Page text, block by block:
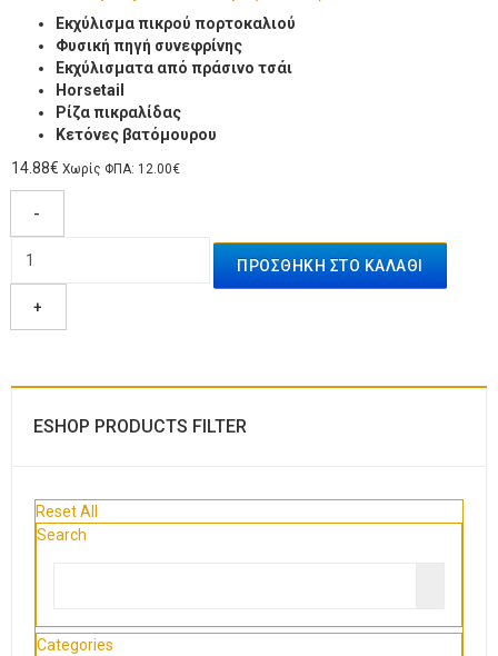
Εκχύλισμα πικρού πορτοκαλιού
Φυσική πηγή συνεφρίνης
Εκχύλισματα από πράσινο τσάι
Ηorsetail
Ρίζα πικραλίδας
Κετόνες βατόμουρου
14.88€ Χωρίς ΦΠΑ: 12.00€
-
+
ESHOP PRODUCTS FILTER
Reset All
Search
Categories